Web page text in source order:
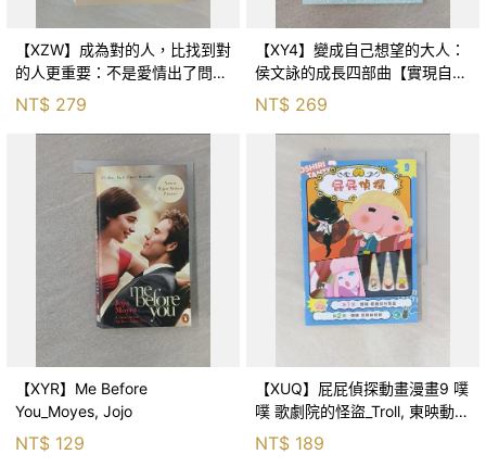
【XZW】成為對的人，比找到對
的人更重要：不是愛情出了問
題，而是認知需要升級！_Mr. P
NT$ 279
【XY4】變成自己想望的大人：
侯文詠的成長四部曲【實現自
己】_侯文詠
NT$ 269
【XYR】Me Before
You_Moyes, Jojo
NT$ 129
【XUQ】屁屁偵探動畫漫畫9 噗
噗 歌劇院的怪盜_Troll, 東映動畫
株式會社, 張東君
NT$ 189